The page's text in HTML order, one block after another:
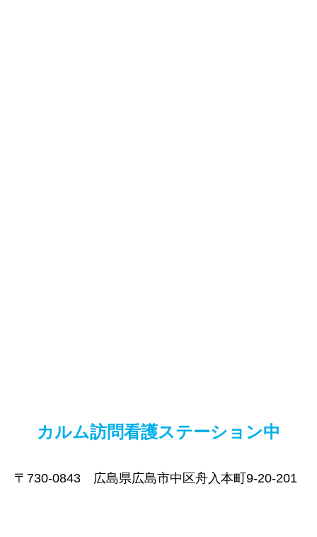
カルム訪問看護ステーション中
〒730-0843 広島県広島市中区舟入本町9-20-201